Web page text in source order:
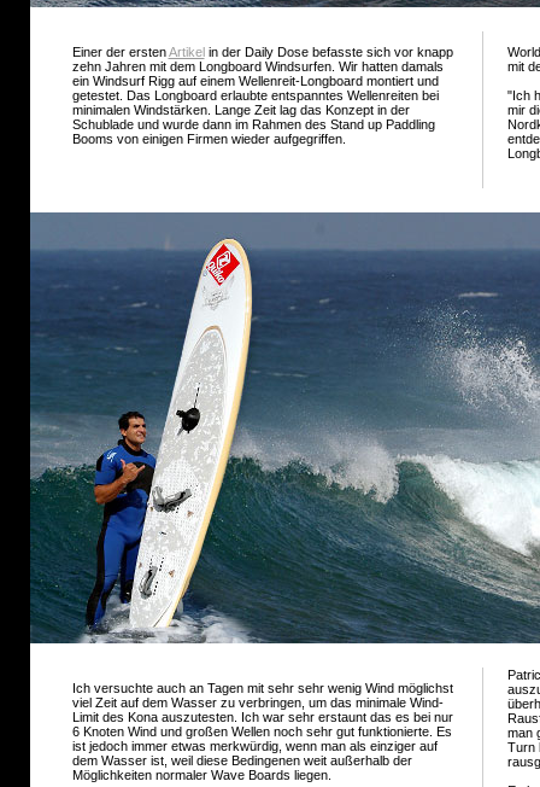
Einer der erstenArtikelin der Daily Dose befasste sich vor knapp
zehn Jahren mit dem Longboard Windsurfen. Wir hatten damals
ein Windsurf Rigg auf einem Wellenreit-Longboard montiert und
getestet. Das Longboard erlaubte entspanntes Wellenreiten bei
minimalen Windstärken. Lange Zeit lag das Konzept in der
Schublade und wurde dann im Rahmen des Stand up Paddling
Booms von einigen Firmen wieder aufgegriffen.
mit
"Ich
mir
Ich versuchte auch an Tagen mit sehr sehr wenig Wind möglichst
viel Zeit auf dem Wasser zu verbringen, um das minimale Wind-
Limit des Kona auszutesten. Ich war sehr erstaunt das es bei nur
6 Knoten Wind und großen Wellen noch sehr gut funktionierte. Es
ist jedoch immer etwas merkwürdig, wenn man als einziger auf
dem Wasser ist, weil diese Bedingenen weit außerhalb der
Möglichkeiten normaler Wave Boards liegen.
man
Turn